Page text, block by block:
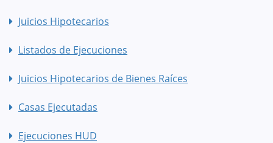
Juicios Hipotecarios
Listados de Ejecuciones
Juicios Hipotecarios de Bienes Raíces
Casas Ejecutadas
Ejecuciones HUD